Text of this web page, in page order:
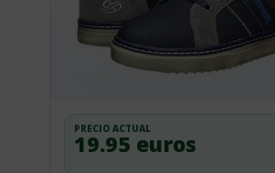
PRECIO ACTUAL
19.95 euros